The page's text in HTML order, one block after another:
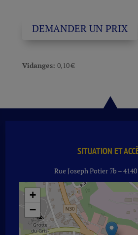
DEMANDER UN PRIX
Vidanges: 0,10€
SITUATION ET
Rue Joseph Potier 7b –
+
−